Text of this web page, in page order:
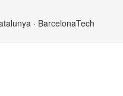
· BarcelonaTech